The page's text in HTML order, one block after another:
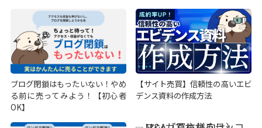
ブログ閉鎖はもったいない！やめ
る前に売ってみよう！【初心者
OK】
【サイト売買】信頼性の高いエビ
デンス資料の作成方法